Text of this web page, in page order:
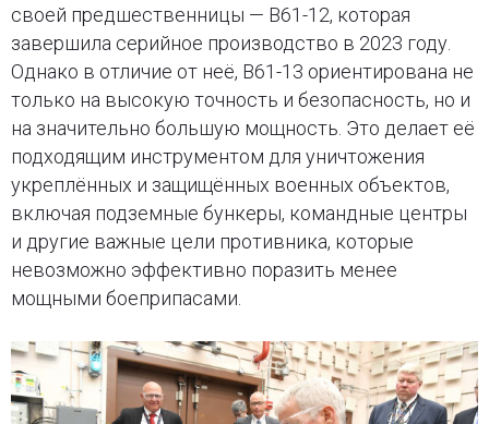
своей предшественницы — B61-12, которая
завершила серийное производство в 2023 году.
Однако в отличие от неё, B61-13 ориентирована не
только на высокую точность и безопасность, но и
на значительно большую мощность. Это делает её
подходящим инструментом для уничтожения
укреплённых и защищённых военных объектов,
включая подземные бункеры, командные центры
и другие важные цели противника, которые
невозможно эффективно поразить менее
мощными боеприпасами.